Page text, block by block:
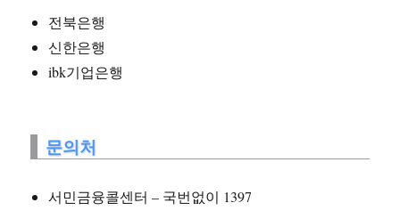
전북은행
신한은행
ibk기업은행
문의처
서민금융콜센터 – 국번없이 1397